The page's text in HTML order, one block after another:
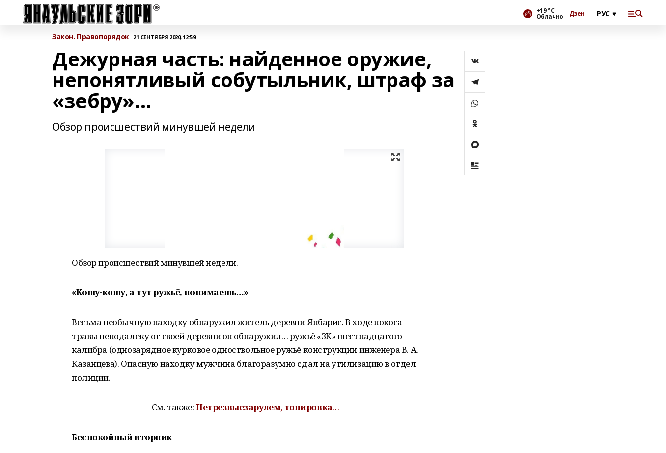
+19 °С
Облачно Дзен
Закон. Правопорядок 21 СЕНТЯБРЯ 2020, 12:59
Дежурная часть: найденное оружие,
непонятливый собутыльник, штраф за
«зебру»…
Обзор происшествий минувшей недели
Обзор происшествий минувшей недели.
«Кошу-кошу, а тут ружьё, понимаешь…»
Весьма необычную находку обнаружил житель деревни Янбарис. В ходе покоса
травы неподалеку от своей деревни он обнаружил… ружьё «ЗК» шестнадцатого
калибра (однозарядное курковое одноствольное ружьё конструкции инженера В. А.
Казанцева). Опасную находку мужчина благоразумно сдал на утилизацию в отдел
полиции.
См. также:Нетрезвыезарулем, тонировка…
Беспокойный вторник